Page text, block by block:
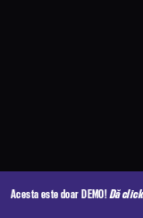
Acesta este doar DEMO!Dă